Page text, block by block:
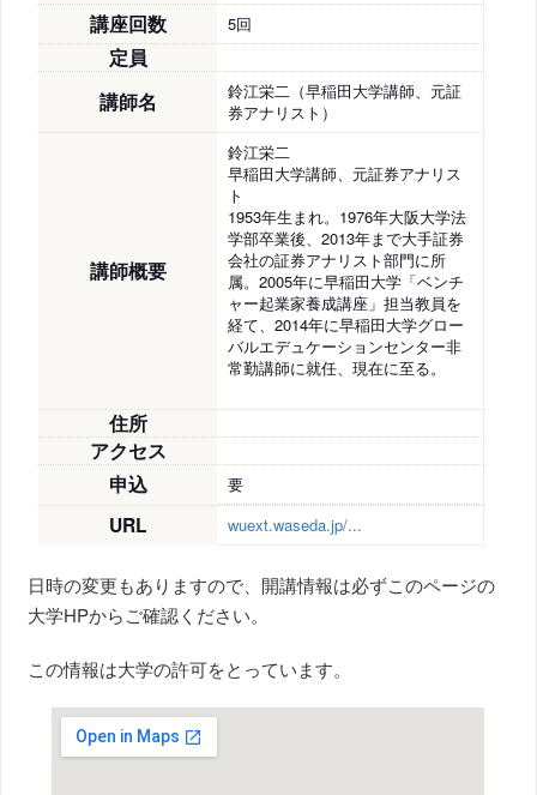
講座回数 5回
定員
講師名
鈴江栄二（早稲田大学講師、元証
券アナリスト）
講師概要
鈴江栄二
早稲田大学講師、元証券アナリス
ト
1953年生まれ。1976年大阪大学法
学部卒業後、2013年まで大手証券
会社の証券アナリスト部門に所
属。2005年に早稲田大学「ベンチ
ャー起業家養成講座」担当教員を
経て、2014年に早稲田大学グロー
バルエデュケーションセンター非
常勤講師に就任、現在に至る。
住所
アクセス
申込
要
URL wuext.waseda.jp/...
日時の変更もありますので、開講情報は必ずこのページの
大学HPからご確認ください。
この情報は大学の許可をとっています。